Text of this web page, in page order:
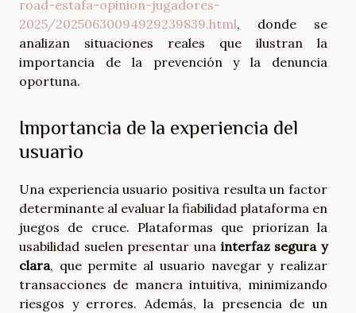
road-estafa-opinion-jugadores-
2025/20250630094929239839.html, donde se
analizan situaciones reales que ilustran la
importancia de la prevención y la denuncia
oportuna.
Importancia de la experiencia del
usuario
Una experiencia usuario positiva resulta un factor
determinante al evaluar la fiabilidad plataforma en
juegos de cruce. Plataformas que priorizan la
usabilidad suelen presentar una interfaz segura y
clara, que permite al usuario navegar y realizar
transacciones de manera intuitiva, minimizando
riesgos y errores. Además, la presencia de un